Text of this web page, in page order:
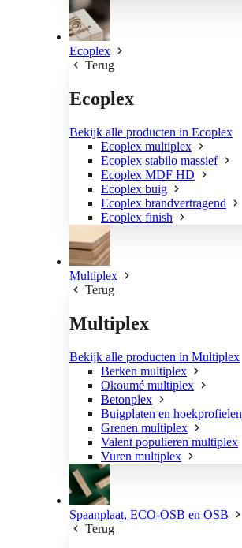
Ecoplex
Terug
Ecoplex
Bekijk alle producten in Ecoplex
Ecoplex multiplex
Ecoplex stabilo massief
Ecoplex MDF HD
Ecoplex buig
Ecoplex brandvertragend
Ecoplex finish
Multiplex
Terug
Multiplex
Bekijk alle producten in Multiplex
Berken multiplex
Okoumé multiplex
Betonplex
Buigplaten en hoekprofielen
Grenen multiplex
Valent populieren multiplex
Vuren multiplex
Spaanplaat, ECO-OSB en OSB
Terug